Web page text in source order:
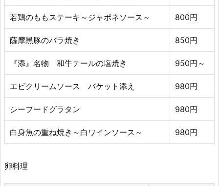
若鶏のももステーキ～ジャポネソース～ 800円
薩摩黒豚のバラ焼き 850円
『添』名物 和牛テールの塩焼き 950円～
エビクリームソース バケット添え 980円
シーフードグラタン 980円
白身魚の重ね焼き～白ワインソース～ 980円
卵料理